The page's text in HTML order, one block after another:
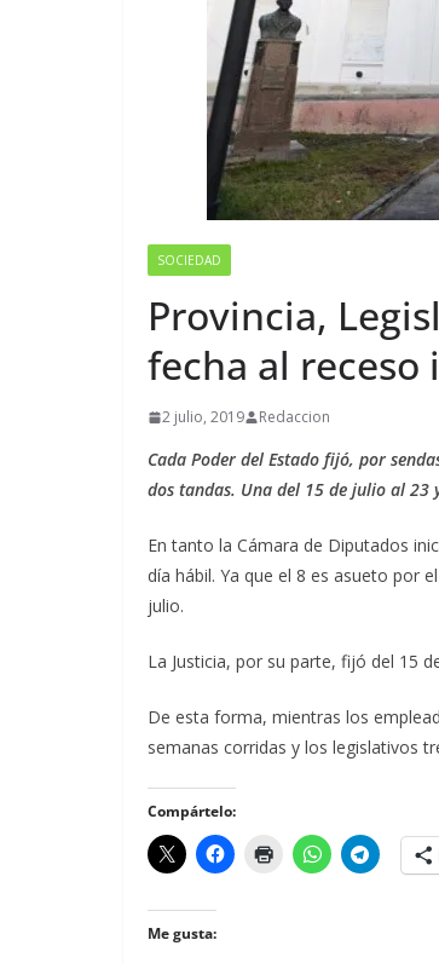
SOCIEDAD
Provincia,
fecha al receso
2 julio, 2019 Redaccion
Cada Poder del Estado fijó, por
dos tandas. Una del 15 de julio al 23
En tanto la Cámara de Diputados
día hábil. Ya que el 8 es asueto por
julio.
La Justicia, por su parte, fijó del 15
De esta forma, mientras los
semanas corridas y los legislativos
Compártelo:
Me gusta: